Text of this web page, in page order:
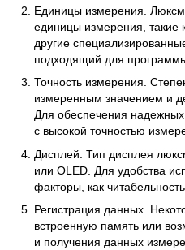
Единицы измерения.
единицы измерения, такие
другие
подходящий для
Точность измерения.
измеренным значением и
Для обеспечения
с высокой точностью
Дисплей. Тип дисплея
или OLED. Для удобства
факторы, как
Регистрация данных.
встроенную память или
и получения данных